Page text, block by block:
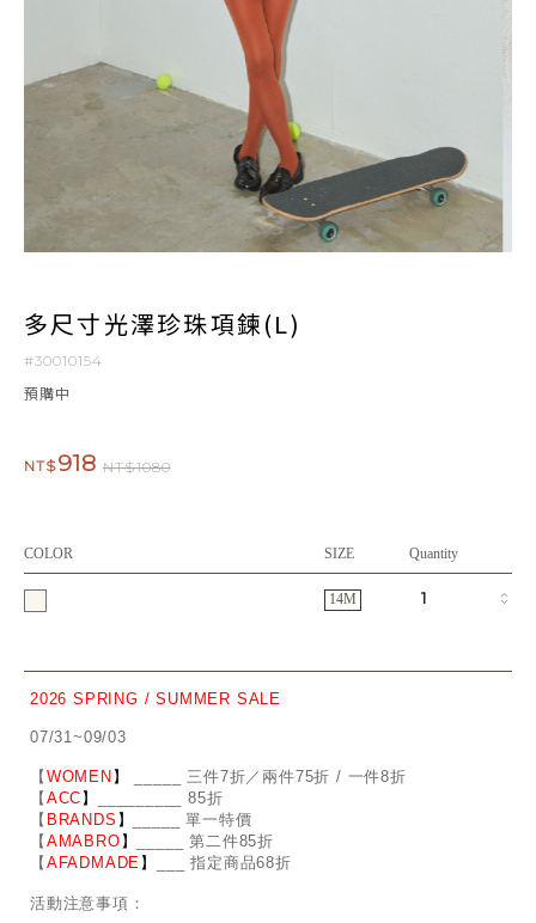
多尺寸光澤珍珠項鍊(L)
#30010154
預購中
NT$918 NT$1080
COLOR SIZE Quantity
14M
2026 SPRING / SUMMER SALE
07/31~09/03
【 WOMEN 】
___ 三件7折／兩件75折 / 一件8折
【 ACC 】
____ 85折
【 BRANDS 】
_ 單一特價
【 AMABRO 】
_ 第二件85折
【 AFADMADE 】 ___ 指定商品68折
活動注意事項：